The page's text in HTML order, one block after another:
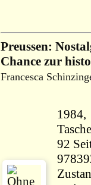
Preussen:
Chance zur
Francesca
92 Seiten